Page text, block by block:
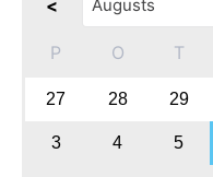
<
P O T
27 28 29
3 4 5